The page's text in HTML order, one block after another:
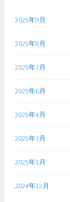
2025年9月
2025年8月
2025年7月
2025年6月
2025年4月
2025年3月
2025年1月
2024年12月